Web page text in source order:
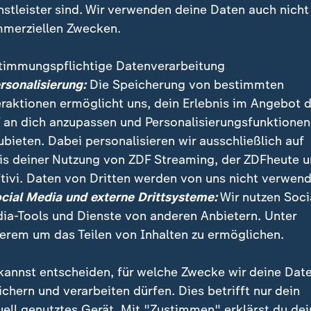
führen Fremde durch die Wälder im
die Junior Ranger. Sie sind zwischen 8 und 12
Ausbildung hinter sich.
sind. Wir verwenden deine Daten auch nicht
Zwecken.
Datenverarbeitung
Die Speicherung von bestimmten
ermöglicht uns, dein Erlebnis im Angebot
an dich anzupassen und Personalisierungsfunktionen
Dabei personalisieren wir ausschließlich auf
deiner Nutzung von ZDF Streaming, der ZDFheute
Daten von Dritten werden von uns nicht
Media und externe Drittsysteme:Wir nutzen
Tools und Dienste von anderen Anbietern. Unter
um das Teilen von Inhalten zu ermöglichen.
entscheiden, für welche Zwecke wir deine
und verarbeiten dürfen. Dies betrifft nur dein